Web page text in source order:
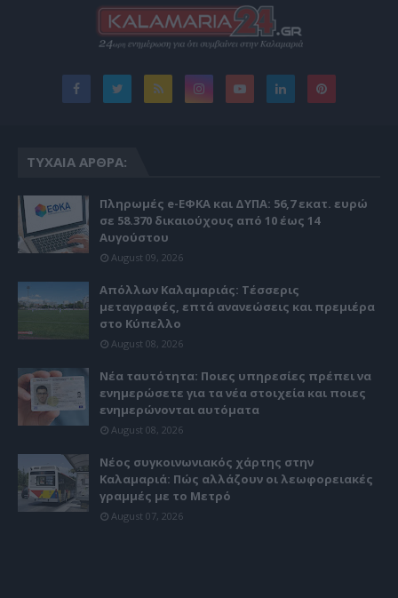
ΤΥΧΑΊΑ ΆΡΘΡΑ:
Πληρωμές e-ΕΦΚΑ και ΔΥΠΑ: 56,7 εκατ. ευρώ
σε 58.370 δικαιούχους από 10 έως 14
Αυγούστου
August 09, 2026
Απόλλων Καλαμαριάς: Τέσσερις
μεταγραφές, επτά ανανεώσεις και πρεμιέρα
στο Κύπελλο
August 08, 2026
Νέα ταυτότητα: Ποιες υπηρεσίες πρέπει να
ενημερώσετε για τα νέα στοιχεία και ποιες
ενημερώνονται αυτόματα
August 08, 2026
Νέος συγκοινωνιακός χάρτης στην
Καλαμαριά: Πώς αλλάζουν οι λεωφορειακές
γραμμές με το Μετρό
August 07, 2026